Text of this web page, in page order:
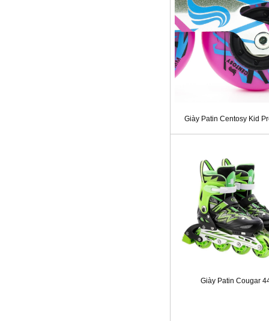
Giày Patin Centosy Kid
Giày Patin Cougar